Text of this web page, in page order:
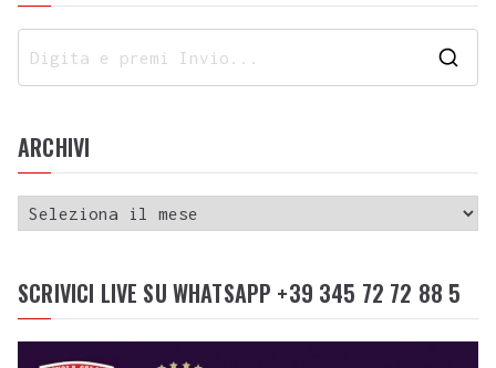
ARCHIVI
SCRIVICI LIVE SU WHATSAPP +39 345 72 72 88 5